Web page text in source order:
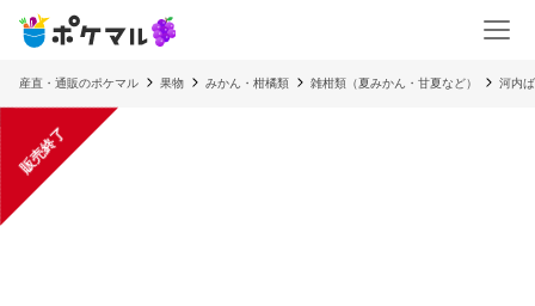
産直・通販のポケマル 果物 みかん・柑橘類 雑柑類（夏みかん・甘夏など） 河内
販売終了